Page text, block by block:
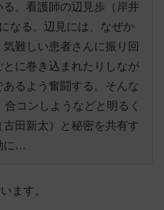
。看護師の辺見歩（岸井
なる。辺見には、なぜか
難しい患者さんに振り回
に巻き込まれたりしなが
るよう奮闘する。そんな
コンしようなどと明るく
田新太）と秘密を共有す
に…
ます。